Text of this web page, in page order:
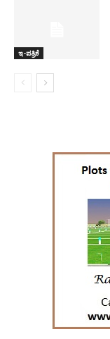
ಇ-ಪತ್ರಿಕೆ